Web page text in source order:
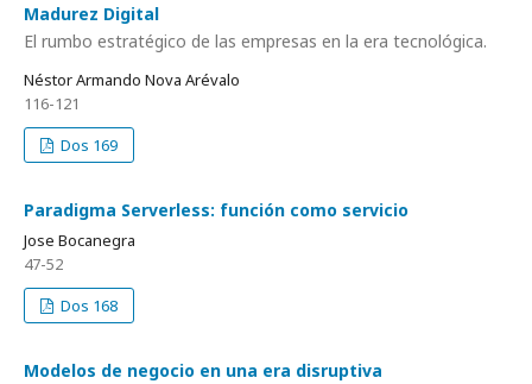
Madurez Digital
El rumbo estratégico de las empresas en la era tecnológica.
Néstor Armando Nova Arévalo
116-121
Dos 169
Paradigma Serverless: función como servicio
Jose Bocanegra
47-52
Dos 168
Modelos de negocio en una era disruptiva